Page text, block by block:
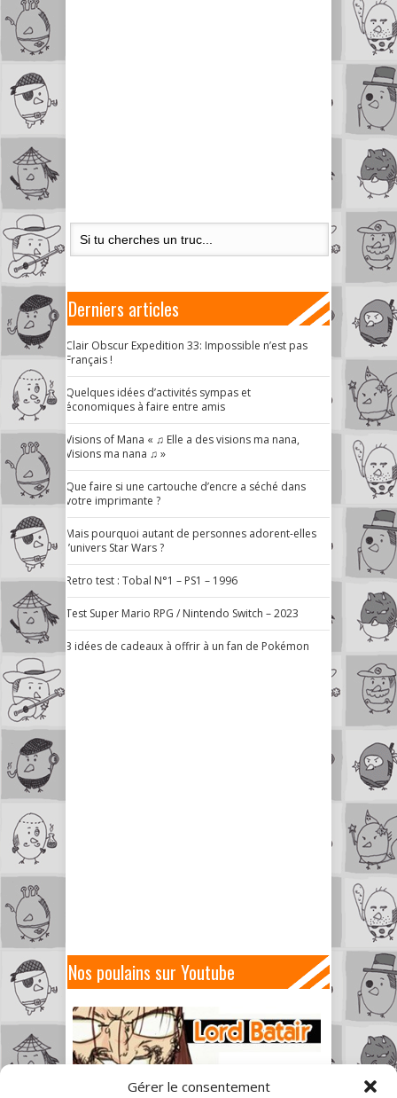
Gérer le consentement
Derniers articles
Clair Obscur Expedition 33: Impossible n’est pas
Français !
Quelques idées d’activités sympas et
économiques à faire entre amis
Visions of Mana « ♫ Elle a des visions ma nana,
Visions ma nana ♫ »
Que faire si une cartouche d’encre a séché dans
votre imprimante ?
Mais pourquoi autant de personnes adorent-elles
l’univers Star Wars ?
Retro test : Tobal N°1 – PS1 – 1996
Test Super Mario RPG / Nintendo Switch – 2023
3 idées de cadeaux à offrir à un fan de Pokémon
Nos poulains sur Youtube